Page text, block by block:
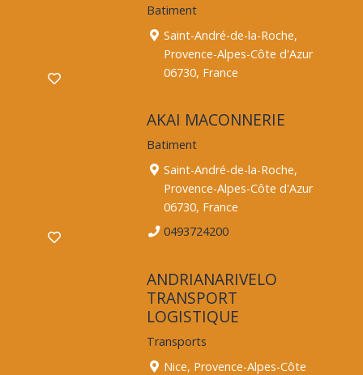
Batiment
Saint-André-de-la-Roche,
Provence-Alpes-Côte d'Azur
06730, France
AKAI MACONNERIE
Batiment
Saint-André-de-la-Roche,
Provence-Alpes-Côte d'Azur
06730, France
0493724200
ANDRIANARIVELO
TRANSPORT
LOGISTIQUE
Transports
Nice, Provence-Alpes-Côte